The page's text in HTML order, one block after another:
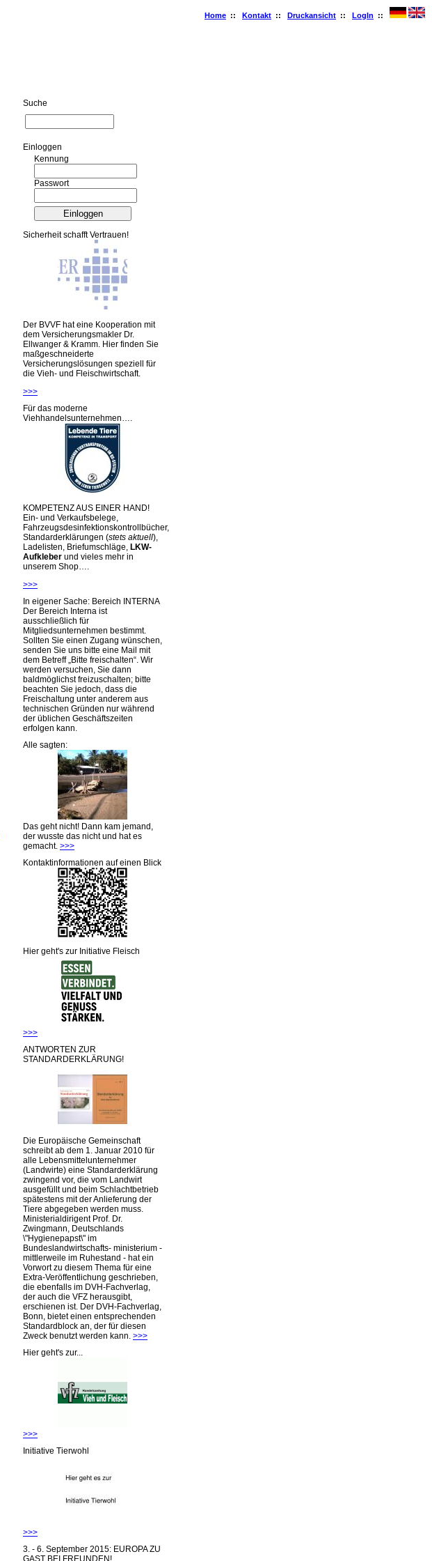
Home :: Kontakt :: Druckansicht :: LogIn ::
Suche
Ein­log­gen
Kennung
Passwort
Sicherheit schafft Vertrauen!
Der BVVF hat eine Kooperation mit
dem Versicherungsmakler Dr.
Ellwanger & Kramm. Hier finden Sie
maßgeschneiderte
Versicherungslösungen speziell für
die Vieh- und Fleischwirtschaft.
>>>
Für das moderne
Viehhandelsunternehmen….
KOMPETENZ AUS EINER HAND!
Ein- und Verkaufsbelege,
Fahrzeugsdesinfektionskontrollbücher,
Standarderklärungen (stets aktuell),
Ladelisten, Briefumschläge, LKW-
Aufkleber und vieles mehr in
unserem Shop….
>>>
In eigener Sache: Bereich INTERNA
Der Bereich Interna ist
ausschließlich für
Mitgliedsunternehmen bestimmt.
Sollten Sie einen Zugang wünschen,
senden Sie uns bitte eine Mail mit
dem Betreff „Bitte freischalten“. Wir
werden versuchen, Sie dann
baldmöglichst freizuschalten; bitte
beachten Sie jedoch, dass die
Freischaltung unter anderem aus
technischen Gründen nur während
der üblichen Geschäftszeiten
erfolgen kann.
Alle sagten:
Das geht nicht! Dann kam jemand,
der wusste das nicht und hat es
gemacht. >>>
Kontaktinformationen auf einen Blick
Hier geht's zur Initiative Fleisch
>>>
ANTWORTEN ZUR
STANDARDERKLÄRUNG!
Die Europäische Gemeinschaft
schreibt ab dem 1. Januar 2010 für
alle Lebensmittelunternehmer
(Landwirte) eine Standarderklärung
zwingend vor, die vom Landwirt
ausgefüllt und beim Schlachtbetrieb
spätestens mit der Anlieferung der
Tiere abgegeben werden muss.
Ministerialdirigent Prof. Dr.
Zwingmann, Deutschlands
\"Hygienepapst\" im
Bundeslandwirtschafts- ministerium -
mittlerweile im Ruhestand - hat ein
Vorwort zu diesem Thema für eine
Extra-Veröffentlichung geschrieben,
die ebenfalls im DVH-Fachverlag,
der auch die VFZ herausgibt,
erschienen ist. Der DVH-Fachverlag,
Bonn, bietet einen entsprechenden
Standardblock an, der für diesen
Zweck benutzt werden kann. >>>
Hier geht's zur...
>>>
Initiative Tierwohl
>>>
3. - 6. September 2015: EUROPA ZU
GAST BEI FREUNDEN!